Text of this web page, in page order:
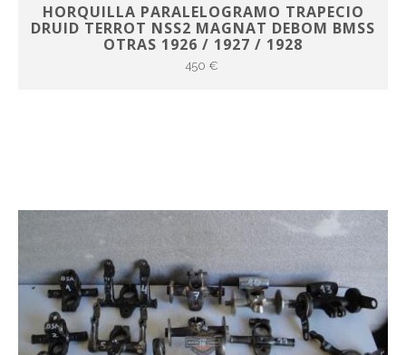
HORQUILLA PARALELOGRAMO TRAPECIO
DRUID TERROT NSS2 MAGNAT DEBOM BMSS
OTRAS 1926 / 1927 / 1928
450 €